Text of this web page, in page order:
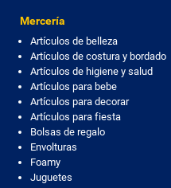
Mercería
Artículos de belleza
Artículos de costura y bordado
Artículos de higiene y salud
Artículos para bebe
Artículos para decorar
Artículos para fiesta
Bolsas de regalo
Envolturas
Foamy
Juguetes